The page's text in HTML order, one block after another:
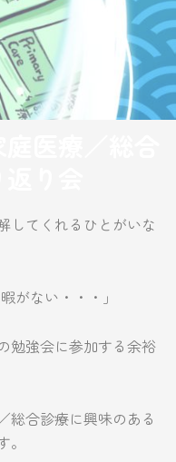
してくれるひとがいな
がない・・・」
勉強会に参加する余裕
総合診療に興味のある